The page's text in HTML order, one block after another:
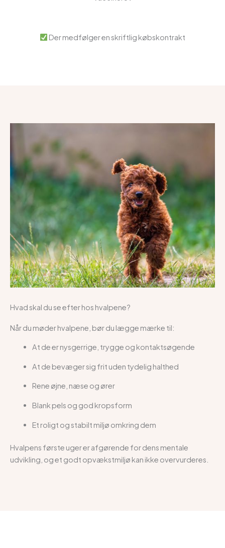
Der medfølger en skriftlig købskontrakt
Hvad skal du se efter hos hvalpene?
Når du møder hvalpene, bør du lægge mærke til:
At de er nysgerrige, trygge og kontaktsøgende
At de bevæger sig frit uden tydelig halthed
Rene øjne, næse og ører
Blank pels og god kropsform
Et roligt og stabilt miljø omkring dem
Hvalpens første uger er afgørende for dens mentale
udvikling, og et godt opvækstmiljø kan ikke overvurderes.